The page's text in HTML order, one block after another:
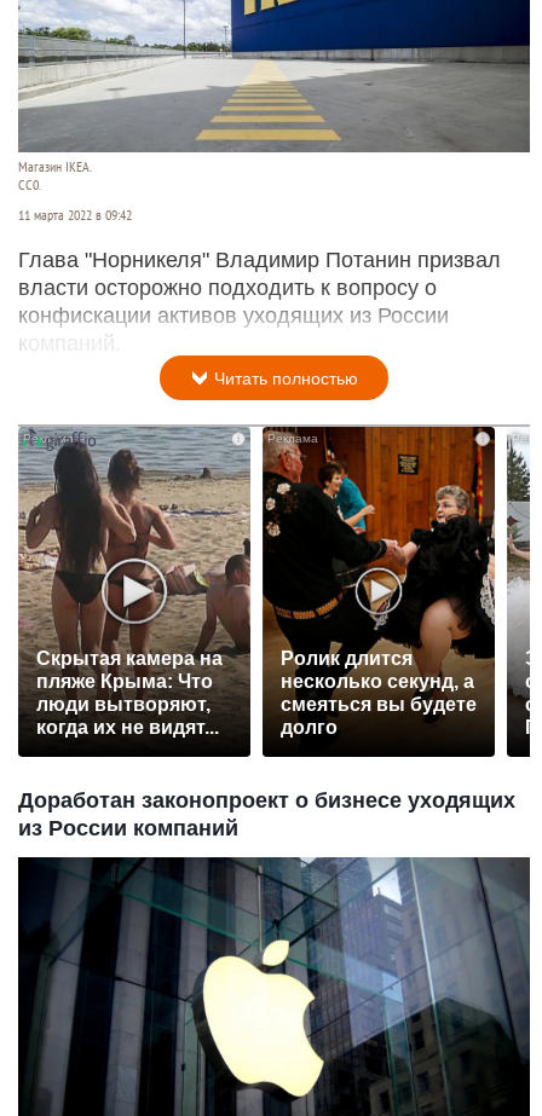
Магазин IKEA.
CC0.
11 марта 2022 в 09:42
Глава "Норникеля" Владимир Потанин призвал
власти осторожно подходить к вопросу о
конфискации активов уходящих из России
компаний.
Читать полностью
i
Скрытая камера на
пляже Крыма: Что
люди вытворяют,
когда их не видят...
Ролик длится
несколько секунд, а
смеяться вы будете
долго
Доработан законопроект о бизнесе уходящих
из России компаний